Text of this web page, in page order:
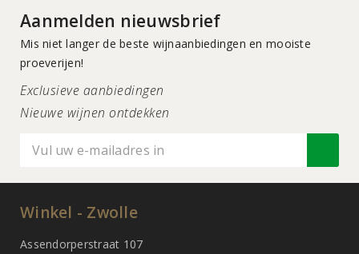
Aanmelden nieuwsbrief
Mis niet langer de beste wijnaanbiedingen en mooiste
proeverijen!
Exclusieve aanbiedingen
Nieuwe wijnen ontdekken
Winkel - Zwolle
Assendorperstraat 107